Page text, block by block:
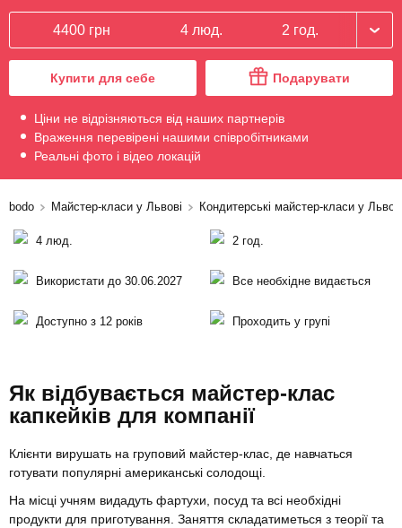
4400 грн 4 люд. 2 год.
Купити для себе Подарувати
Ціни не відрізняються від наших партнерів
Враження перевірені нашими співробітниками
Реальні фото і відео локацій
bodo Майстер-класи у Львові Кондитерські майстер-класи у
4 люд. 2 год.
Використати до 30.06.2027 Все необхідне видається
Доступно з 12 років Проходить у групі
Як відбувається майстер-клас
капкейків для компанії
Клієнти вирушать на груповий майстер-клас, де навчаться
готувати популярні американські солодощі.
На місці учням видадуть фартухи, посуд та всі необхідні
продукти для приготування. Заняття складатиметься з теорії та